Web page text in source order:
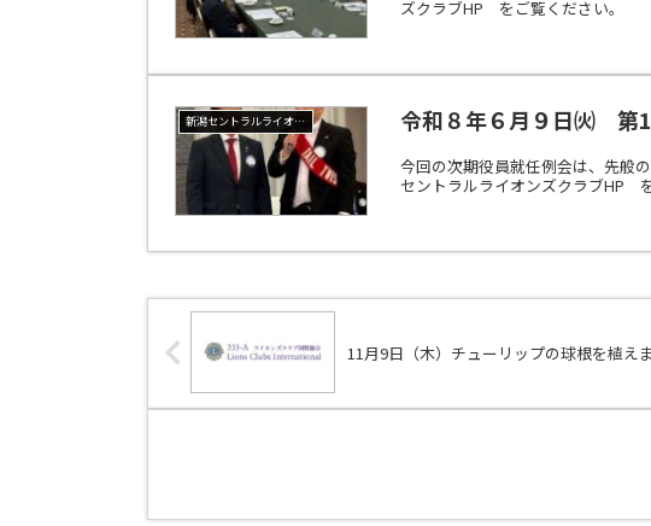
ズクラブHP をご覧ください。
新潟セントラルライオンズクラブ 令和８年６月９日㈫ 第
今回の次期役員就任例会は、先般
セントラルライオンズクラブHP
11月9日（木）チューリップの球根を植え